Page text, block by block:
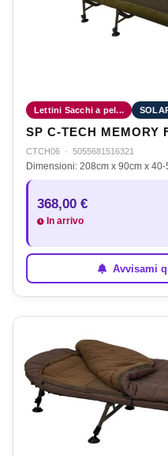
Lettini Sacchi a pel...
SP C-TECH MEMORY
CTCH06 · 5055681516321
Dimensioni: 208cm x 90cm x
368,00 €
In arrivo
Avvisami